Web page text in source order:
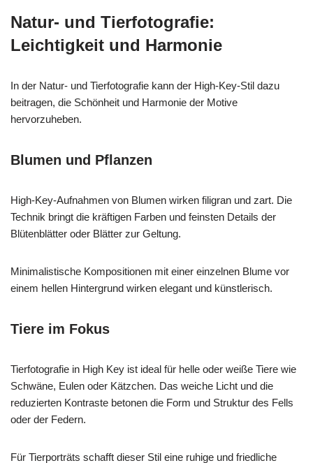
Natur- und Tierfotografie:
Leichtigkeit und Harmonie
In der Natur- und Tierfotografie kann der High-Key-Stil dazu
beitragen, die Schönheit und Harmonie der Motive
hervorzuheben.
Blumen und Pflanzen
High-Key-Aufnahmen von Blumen wirken filigran und zart. Die
Technik bringt die kräftigen Farben und feinsten Details der
Blütenblätter oder Blätter zur Geltung.
Minimalistische Kompositionen mit einer einzelnen Blume vor
einem hellen Hintergrund wirken elegant und künstlerisch.
Tiere im Fokus
Tierfotografie in High Key ist ideal für helle oder weiße Tiere wie
Schwäne, Eulen oder Kätzchen. Das weiche Licht und die
reduzierten Kontraste betonen die Form und Struktur des Fells
oder der Federn.
Für Tierporträts schafft dieser Stil eine ruhige und friedliche